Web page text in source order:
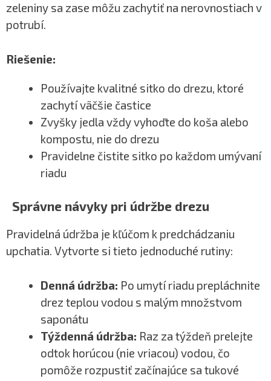
zeleniny sa zase môžu zachytiť na nerovnostiach v
potrubí.
Riešenie:
Používajte kvalitné sitko do drezu, ktoré
zachytí väčšie častice
Zvyšky jedla vždy vyhoďte do koša alebo
kompostu, nie do drezu
Pravidelne čistite sitko po každom umývaní
riadu
Správne návyky pri údržbe drezu
Pravidelná údržba je kľúčom k predchádzaniu
upchatia. Vytvorte si tieto jednoduché rutiny:
Denná údržba: Po umytí riadu prepláchnite
drez teplou vodou s malým množstvom
saponátu
Týždenná údržba: Raz za týždeň prelejte
odtok horúcou (nie vriacou) vodou, čo
pomôže rozpustiť začínajúce sa tukové